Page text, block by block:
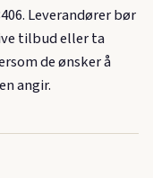
Leverandører bør
tilbud eller ta
de ønsker å
angir.